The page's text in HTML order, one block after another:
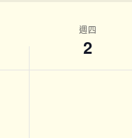
週四
2